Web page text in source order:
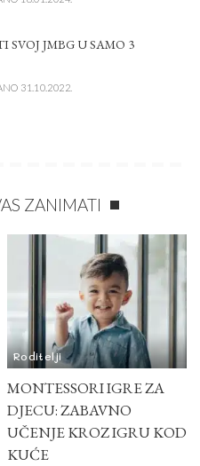
SVOJ JMBG U SAMO 3
31.10.2022.
ZANIMATI
Roditelji
MONTESSORI IGRE ZA
DJECU: ZABAVNO
UČENJE KROZ IGRU KOD
KUĆE